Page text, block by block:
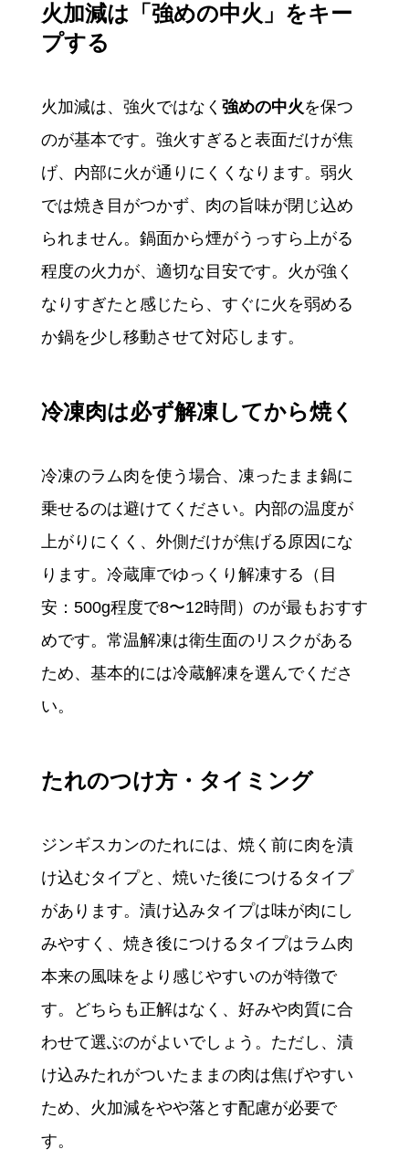
火加減は「強めの中火」をキー
プする
火加減は、強火ではなく 強めの中火を保つ
のが基本です。強火すぎると表面だけが焦
げ、内部に火が通りにくくなります。弱火
では焼き目がつかず、肉の旨味が閉じ込め
られません。鍋面から煙がうっすら上がる
程度の火力が、適切な目安です。火が強く
なりすぎたと感じたら、すぐに火を弱める
か鍋を少し移動させて対応します。
冷凍肉は必ず解凍してから焼く
冷凍のラム肉を使う場合、凍ったまま鍋に
乗せるのは避けてください。内部の温度が
上がりにくく、外側だけが焦げる原因にな
ります。冷蔵庫でゆっくり解凍する（目
安：500g程度で8〜12時間）のが最もおすす
めです。常温解凍は衛生面のリスクがある
ため、基本的には冷蔵解凍を選んでくださ
い。
たれのつけ方・タイミング
ジンギスカンのたれには、焼く前に肉を漬
け込むタイプと、焼いた後につけるタイプ
があります。漬け込みタイプは味が肉にし
みやすく、焼き後につけるタイプはラム肉
本来の風味をより感じやすいのが特徴で
す。どちらも正解はなく、好みや肉質に合
わせて選ぶのがよいでしょう。ただし、漬
け込みたれがついたままの肉は焦げやすい
ため、火加減をやや落とす配慮が必要で
す。